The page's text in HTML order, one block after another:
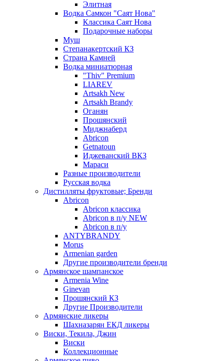
Элитная
Водка Самкон "Саят Нова"
Классика Саят Нова
Подарочные наборы
Муш
Степанакертский КЗ
Страна Камней
Водка миниатюрная
"Thiv" Premium
LIAREV
Artsakh New
Artsakh Brandy
Оганян
Прошянский
Миджнаберд
Abricon
Getnatoun
Иджеванский ВКЗ
Мараси
Разные производители
Русская водка
Дистилляты фруктовые; Бренди
Abricon
Abricon классика
Abricon в п/у NEW
Abricon в п/у
ANTYBRANDY
Morus
Armenian garden
Другие производители бренди
Армянское шампанское
Armenia Wine
Ginevan
Прошянский КЗ
Другие Производители
Армянские ликеры
Шахназарян ЕКД ликеры
Виски, Текила, Джин
Виски
Коллекционные